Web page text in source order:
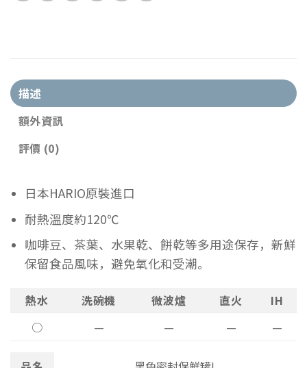
描述
額外資訊
評價 (0)
日本HARIO原裝進口
耐熱溫度約120℃
咖啡豆、茶葉、水果乾、餅乾等多用途保存，新鮮
保留食品風味，避免氧化和受潮。
熱水 洗碗機 微波爐 直火
IH
○
— — — —